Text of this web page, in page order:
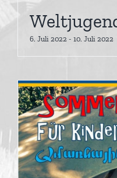
6. Juli 2022 - 10. Juli 2022